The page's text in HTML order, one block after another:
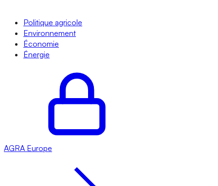
Politique agricole
Environnement
Économie
Énergie
AGRA Europe